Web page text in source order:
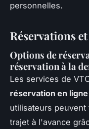
personnelles.
Réservations
Options de
réservation à la
Les services de
réservation en ligne
utilisateurs peuvent
trajet à l'avance